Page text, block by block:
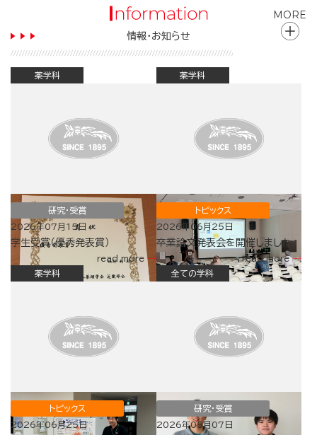
情報・お知らせ
MORE
薬学科
研究・受賞
2026年07月15日
学生受賞（優秀発表賞）
read more
薬学科
トピックス
2026年06月25日
卒業論文発表会を開催しました
read more
薬学科
トピックス
2026年06月25日
全ての学科
研究・受賞
2026年05月07日